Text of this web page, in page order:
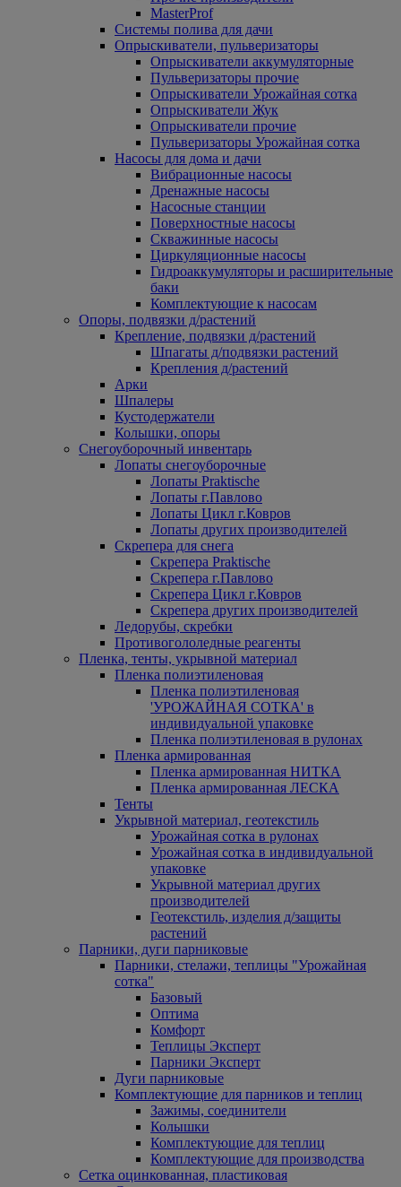
MasterProf
Системы полива для дачи
Опрыскиватели, пульверизаторы
Опрыскиватели аккумуляторные
Пульверизаторы прочие
Опрыскиватели Урожайная сотка
Опрыскиватели Жук
Опрыскиватели прочие
Пульверизаторы Урожайная сотка
Насосы для дома и дачи
Вибрационные насосы
Дренажные насосы
Насосные станции
Поверхностные насосы
Скважинные насосы
Циркуляционные насосы
Гидроаккумуляторы и расширительные
баки
Комплектующие к насосам
Опоры, подвязки д/растений
Крепление, подвязки д/растений
Шпагаты д/подвязки растений
Крепления д/растений
Арки
Шпалеры
Кустодержатели
Колышки, опоры
Снегоуборочный инвентарь
Лопаты снегоуборочные
Лопаты Praktische
Лопаты г.Павлово
Лопаты Цикл г.Ковров
Лопаты других производителей
Скрепера для снега
Скрепера Praktische
Скрепера г.Павлово
Скрепера Цикл г.Ковров
Скрепера других производителей
Ледорубы, скребки
Противогололедные реагенты
Пленка, тенты, укрывной материал
Пленка полиэтиленовая
Пленка полиэтиленовая
'УРОЖАЙНАЯ СОТКА' в
индивидуальной упаковке
Пленка полиэтиленовая в рулонах
Пленка армированная
Пленка армированная НИТКА
Пленка армированная ЛЕСКА
Тенты
Укрывной материал, геотекстиль
Урожайная сотка в рулонах
Урожайная сотка в индивидуальной
упаковке
Укрывной материал других
производителей
Геотекстиль, изделия д/защиты
растений
Парники, дуги парниковые
Парники, стелажи, теплицы "Урожайная
сотка"
Базовый
Оптима
Комфорт
Теплицы Эксперт
Парники Эксперт
Дуги парниковые
Комплектующие для парников и теплиц
Зажимы, соединители
Колышки
Комплектующие для теплиц
Комплектующие для производства
Сетка оцинкованная, пластиковая